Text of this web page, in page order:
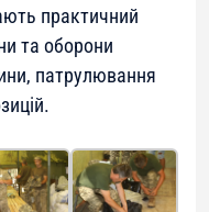
практичний
та оборони
патрулювання